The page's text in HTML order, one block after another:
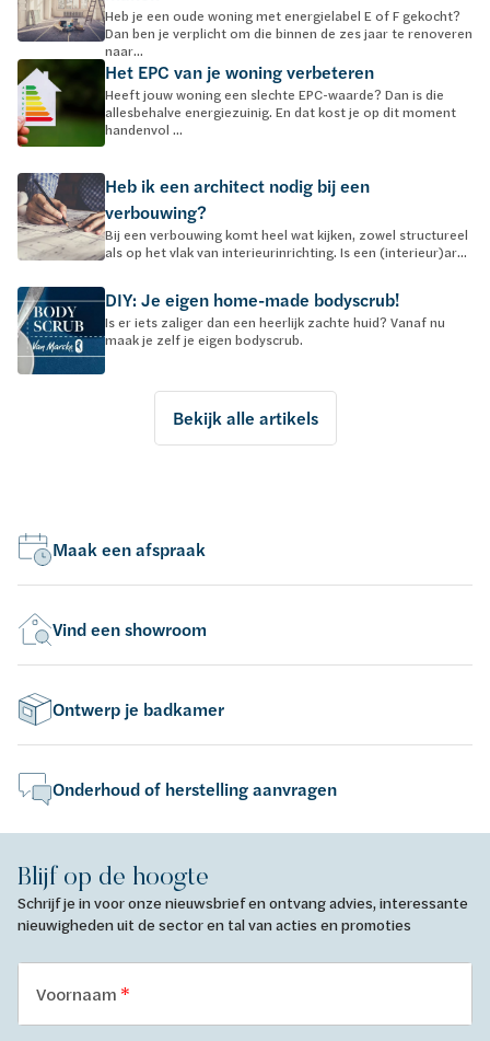
Heb je een oude woning met energielabel E of F gekocht?
Dan ben je verplicht om die binnen de zes jaar te renoveren
naar...
Het EPC van je woning verbeteren
Heeft jouw woning een slechte EPC-waarde? Dan is die
allesbehalve energiezuinig. En dat kost je op dit moment
handenvol ...
Heb ik een architect nodig bij een
verbouwing?
Bij een verbouwing komt heel wat kijken, zowel structureel
als op het vlak van interieurinrichting. Is een (interieur)ar...
DIY: Je eigen home-made bodyscrub!
Is er iets zaliger dan een heerlijk zachte huid? Vanaf nu
maak je zelf je eigen bodyscrub.
Bekijk alle artikels
Maak een afspraak
Vind een showroom
Ontwerp je badkamer
Onderhoud of herstelling aanvragen
Blijf op de hoogte
Schrijf je in voor onze nieuwsbrief en ontvang advies, interessante
nieuwigheden uit de sector en tal van acties en promoties
Voornaam